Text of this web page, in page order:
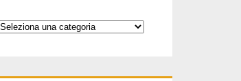
Categorie